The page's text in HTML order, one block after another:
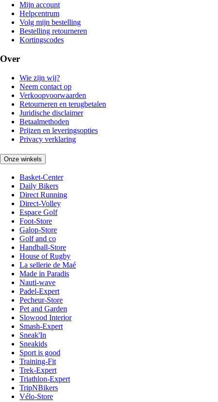
Mijn account
Helpcentrum
Volg mijn bestelling
Bestelling retourneren
Kortingscodes
Over
Wie zijn wij?
Neem contact op
Verkoopvoorwaarden
Retourneren en terugbetalen
Juridische disclaimer
Betaalmethoden
Prijzen en leveringsopties
Privacy verklaring
Onze winkels
Basket-Center
Daily Bikers
Direct Running
Direct-Volley
Espace Golf
Foot-Store
Galop-Store
Golf and co
Handball-Store
House of Rugby
La sellerie de Maé
Made in Paradis
Nauti-wave
Padel-Expert
Pecheur-Store
Pet and Garden
Slowood Interior
Smash-Expert
Sneak'In
Sneakids
Sport is good
Training-Fit
Trek-Expert
Triathlon-Expert
TripNBikers
Vélo-Store